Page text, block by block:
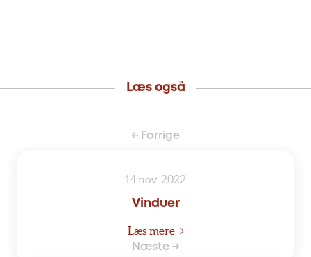
Læs også
← Forrige
14 nov. 2022
Vinduer
Læs mere →
Næste →